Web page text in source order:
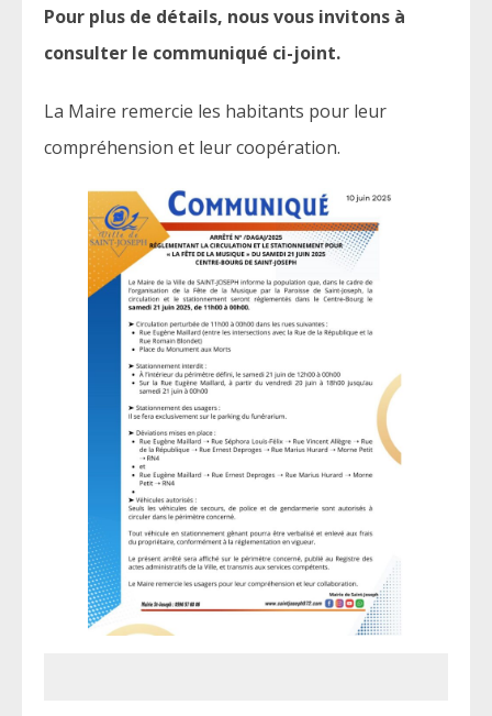
Pour plus de détails, nous vous invitons à
consulter le communiqué ci-joint.
La Maire remercie les habitants pour leur
compréhension et leur coopération.